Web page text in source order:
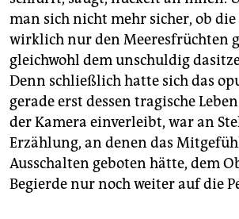
man sich nicht mehr sicher, ob
wirklich nur den Meeresfrüchten
gleichwohl dem unschuldig
Denn schließlich hatte sich das
gerade erst dessen tragische
der Kamera einverleibt, war an
Erzählung, an denen das
Ausschalten geboten hätte, dem
Begierde nur noch weiter auf die